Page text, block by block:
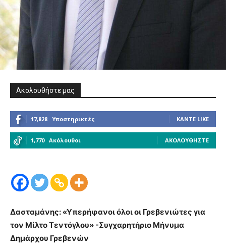
Ακολουθήστε μας
17,828 Υποστηρικτές ΚΆΝΤΕ LIKE
1,770 Ακόλουθοι ΑΚΟΛΟΥΘΉΣΤΕ
Δασταμάνης: «Υπερήφανοι όλοι οι Γρεβενιώτες για
τον Μίλτο Τεντόγλου» -Συγχαρητήριο Μήνυμα
Δημάρχου Γρεβενών